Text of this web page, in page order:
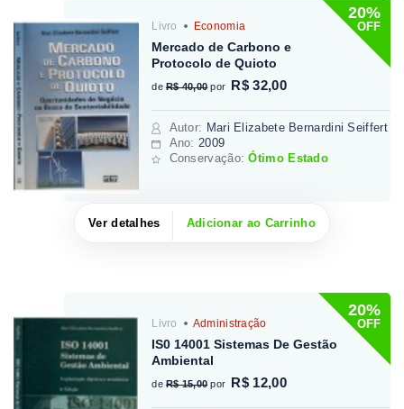
20%
OFF
Livro Economia
Mercado de Carbono e
Protocolo de Quioto
de R$ 40,00 por R$ 32,00
Autor: Mari Elizabete Bernardini Seiffert
Ano: 2009
Conservação:Ótimo Estado
Ver detalhes Adicionar ao Carrinho
20%
OFF
Livro Administração
IS0 14001 Sistemas De Gestão
Ambiental
de R$ 15,00 por R$ 12,00